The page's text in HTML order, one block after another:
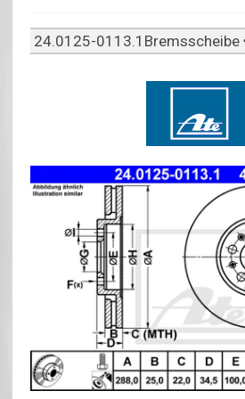
24.0125-0113.1Bremsscheibe